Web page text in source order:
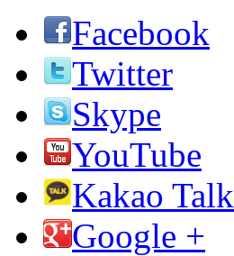
Facebook
Twitter
Skype
YouTube
Kakao Talk
Google +